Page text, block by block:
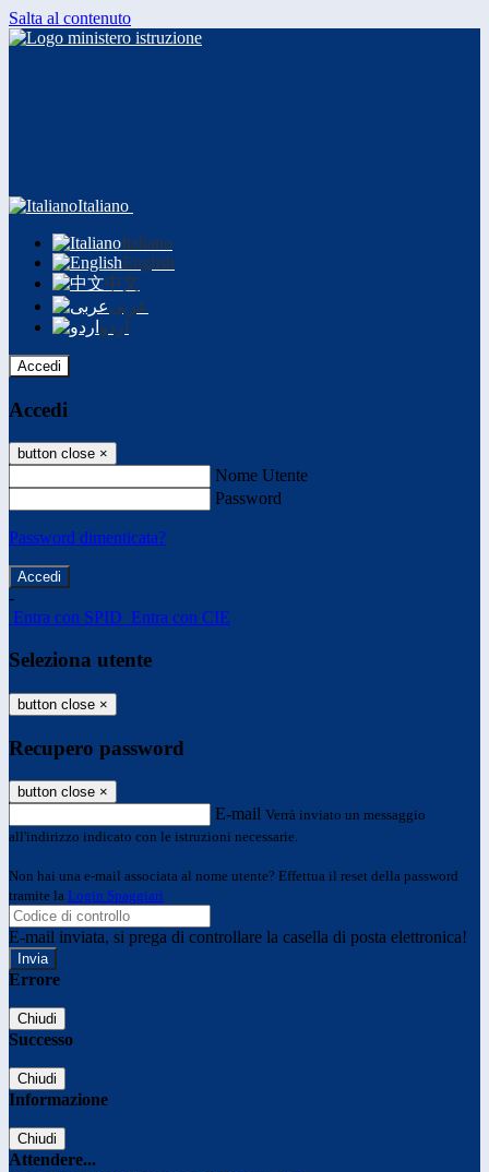
Salta al contenuto
Italiano
Italiano
English
中文
عربى
اردو
Accedi
Accedi
button close ×
Nome Utente
Password
Password dimenticata?
-
Entra con SPID Entra con CIE
Seleziona utente
button close ×
Recupero password
button close ×
E-mail Verrà inviato un messaggio
all'indirizzo indicato con le istruzioni necessarie.
Non hai una e-mail associata al nome utente? Effettua il reset della password
tramite la Login Spaggiari
E-mail inviata, si prega di controllare la casella di posta elettronica!
Errore
Chiudi
Successo
Chiudi
Informazione
Chiudi
Attendere...